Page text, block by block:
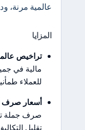
عالمية مرنة،
المزايا
تراخيص
مالية في
للعملاء
أسعار صرف
صرف جملة
تقليل